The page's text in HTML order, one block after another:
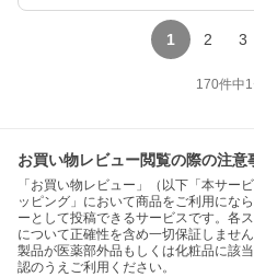
1 2 3
170件中1
お買い物レビュー閲覧の際の注意
「お買い物レビュー」（以下「本サー
ッピング」において商品をご利用にな
ーとして投稿できるサービスです。各
について正確性を含め一切保証しませ
製品が医薬部外品もしくは化粧品に該
認のうえご利用ください。